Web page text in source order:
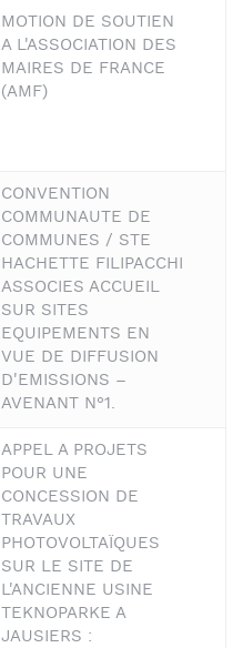
MOTION DE SOUTIEN
A L'ASSOCIATION DES
MAIRES DE FRANCE
(AMF)
CONVENTION
COMMUNAUTE DE
COMMUNES / STE
HACHETTE FILIPACCHI
ASSOCIES ACCUEIL
SUR SITES
EQUIPEMENTS EN
VUE DE DIFFUSION
D'EMISSIONS –
AVENANT N°1.
APPEL A PROJETS
POUR UNE
CONCESSION DE
TRAVAUX
PHOTOVOLTAÏQUES
SUR LE SITE DE
L'ANCIENNE USINE
TEKNOPARKE A
JAUSIERS :